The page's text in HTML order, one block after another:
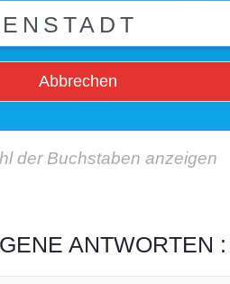
Abbrechen
der Buchstaben anzeigen
ANTWORTEN :